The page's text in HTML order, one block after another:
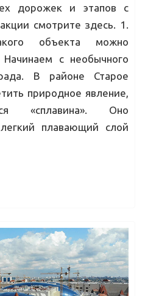
дорожек и этапов с
смотрите здесь. 1.
объекта можно
Начинаем с необычного
В районе Старое
природное явление,
«сплавина». Оно
плавающий слой